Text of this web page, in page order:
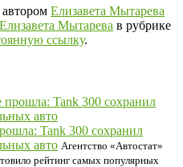
автором Елизавета Мытарева
Елизавета Мытарева в рубрике
ссылку.
Tank 300 сохранил
авто Агентство «Автостат»
рейтинг самых популярных